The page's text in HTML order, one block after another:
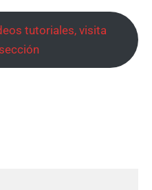
tutoriales, visita